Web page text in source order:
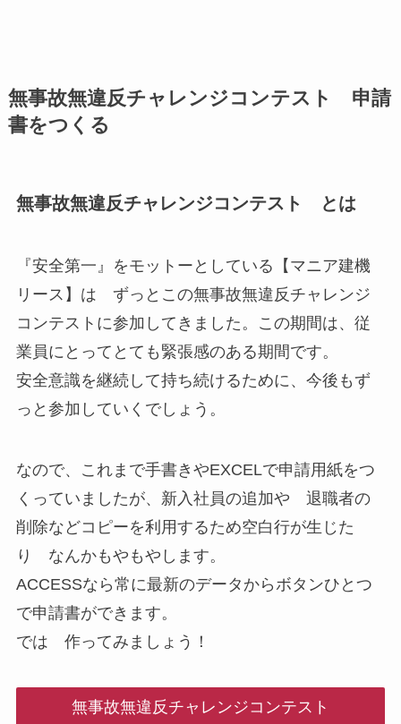
無事故無違反チャレンジコンテスト 申請
書をつくる
無事故無違反チャレンジコンテスト とは
『安全第一』をモットーとしている【マニア建機
リース】は ずっとこの無事故無違反チャレンジ
コンテストに参加してきました。この期間は、従
業員にとってとても緊張感のある期間です。
安全意識を継続して持ち続けるために、今後もず
っと参加していくでしょう。
なので、これまで手書きやEXCELで申請用紙をつ
くっていましたが、新入社員の追加や 退職者の
削除などコピーを利用するため空白行が生じた
り なんかもやもやします。
ACCESSなら常に最新のデータからボタンひとつ
で申請書ができます。
では 作ってみましょう！
無事故無違反チャレンジコンテスト